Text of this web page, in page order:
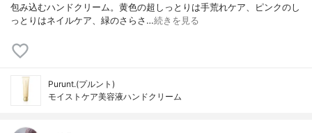
包み込むハンドクリーム。黄色の超しっとりは手荒れケア、ピンクのし
っとりはネイルケア、緑のさらさ…続きを見る
Purunt.(プルント)
モイストケア美容液ハンドクリーム